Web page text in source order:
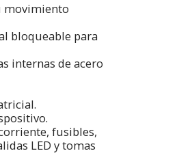
movimiento
bloqueable para
internas de acero
fusibles,
LED y tomas